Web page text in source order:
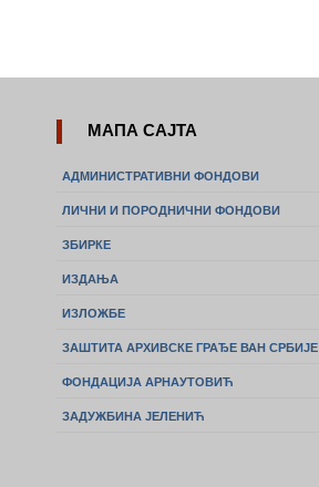
МАПА САЈТА
АДМИНИСТРАТИВНИ ФОНДОВИ
ЛИЧНИ И ПОРОДНИЧНИ ФОНДОВИ
ЗБИРКЕ
ИЗДАЊА
ИЗЛОЖБЕ
ЗАШТИТА АРХИВСКЕ ГРАЂЕ ВАН СРБИЈЕ
ФОНДАЦИЈА АРНАУТОВИЋ
ЗАДУЖБИНА ЈЕЛЕНИЋ